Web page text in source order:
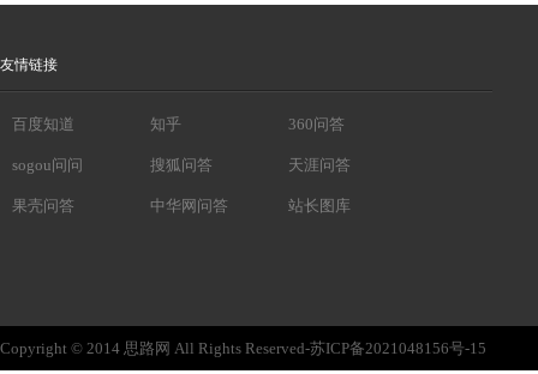
友情链接
百度知道 知乎 360问答
sogou问问 搜狐问答 天涯问答
果壳问答 中华网问答 站长图库
Copyright © 2014 思路网 All Rights Reserved-苏ICP备2021048156号-15